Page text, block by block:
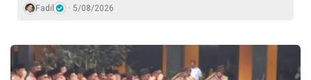
Fadil 5/08/2026